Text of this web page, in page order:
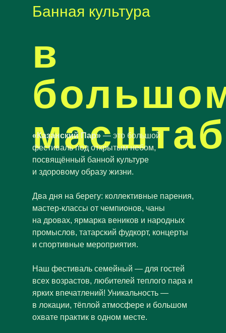
Банная культура
в
«Казанский Пар» — это большой
фестиваль под открытым небом,
посвящённый банной культуре
и здоровому образу жизни.
Два дня на берегу: коллективные парения,
мастер-классы от чемпионов, чаны
на дровах, ярмарка веников и народных
промыслов, татарский фудкорт, концерты
и спортивные мероприятия.
Наш фестиваль семейный — для гостей
всех возрастов, любителей теплого пара и
ярких впечатлений! Уникальность —
в локации, тёплой атмосфере и большом
охвате практик в одном месте.